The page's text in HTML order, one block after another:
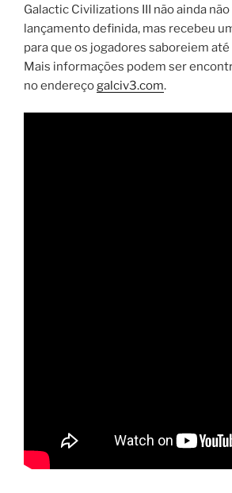
Galactic Civilizations III não ainda
lançamento definida, mas recebeu
para que os jogadores saboreiem
Mais informações podem ser
no endereço galciv3.com.